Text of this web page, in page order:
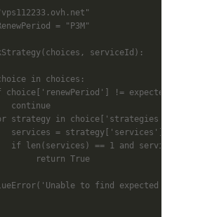
= "P3M"
serviceId):
in choices:
choice['renewPeriod'] !=
continue
strategy in choice['strategies']:
services = strategy['services']
if len(services) == 1 and serviceId in
return True
to find expected service/